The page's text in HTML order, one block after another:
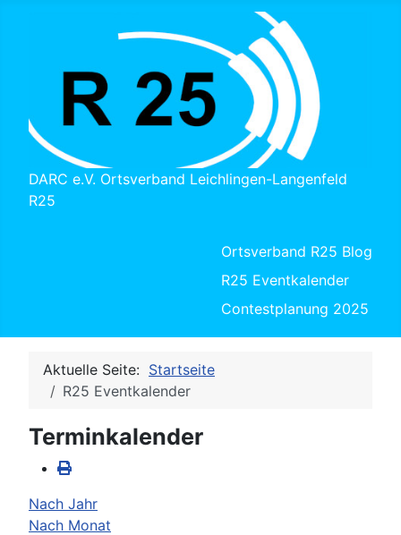
DARC e.V. Ortsverband Leichlingen-Langenfeld
R25
Ortsverband R25 Blog
R25 Eventkalender
Contestplanung 2025
Aktuelle Seite: Startseite
R25 Eventkalender
Terminkalender
Nach Jahr
Nach Monat